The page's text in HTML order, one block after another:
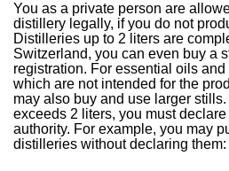
You as a private person are
distillery legally, if you do not
Distilleries up to 2 liters are
Switzerland, you can even buy a
registration. For essential oils
which are not intended for the
may also buy and use larger
exceeds 2 liters, you must
authority. For example, you may
distilleries without declaring them: